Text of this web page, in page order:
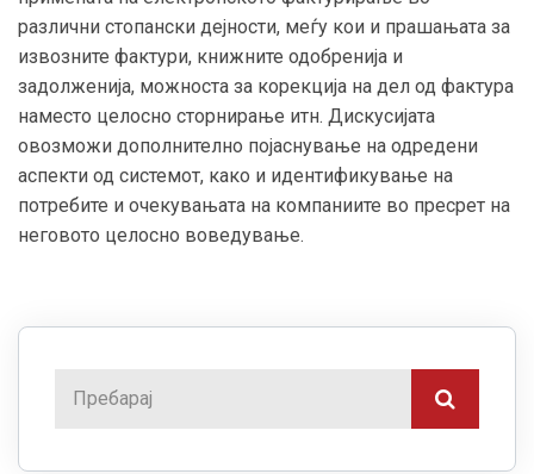
различни стопански дејности, меѓу кои и прашањата за
извозните фактури, книжните одобренија и
задолженија, можноста за корекција на дел од фактура
наместо целосно сторнирање итн. Дискусијата
овозможи дополнително појаснување на одредени
аспекти од системот, како и идентификување на
потребите и очекувањата на компаниите во пресрет на
неговото целосно воведување.